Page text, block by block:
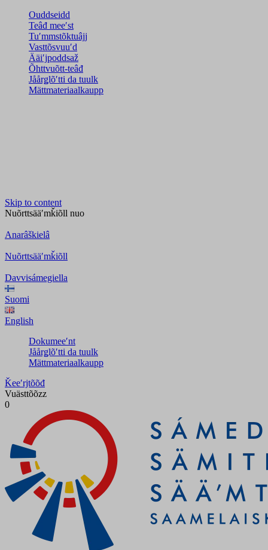
Ouddseidd
Teâđ meeʹst
Tuʹmmstõktuâjj
Vasttõsvuuʹd
Ääiʹjpoddsaž
Õhttvuõtt-teâđ
Jåårǥlõʹtti da tuulk
Mättmateriaalkaupp
Skip to content
Nuõrttsääʹmǩiõll nuo
Anarâškielâ
Nuõrttsääʹmǩiõll
Davvisámegiella
Suomi
English
Dokumeeʹnt
Jåårǥlõʹtti da tuulk
Mättmateriaalkaupp
Ǩeeʹrjtõõđ
Vuästtõõzz
0